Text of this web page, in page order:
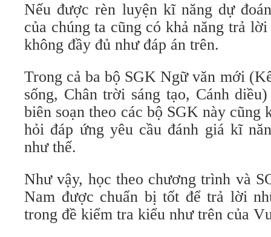
Nếu được rèn luyện kĩ năng dự
của chúng ta cũng có khả năng trả
không đầy đủ như đáp án trên.
Trong cả ba bộ SGK Ngữ văn mới
sống, Chân trời sáng tạo, Cánh
biên soạn theo các bộ SGK này cũng
hỏi đáp ứng yêu cầu đánh giá kĩ
như thế.
Như vậy, học theo chương trình và
Nam được chuẩn bị tốt để trả lời
trong đề kiểm tra kiểu như trên của